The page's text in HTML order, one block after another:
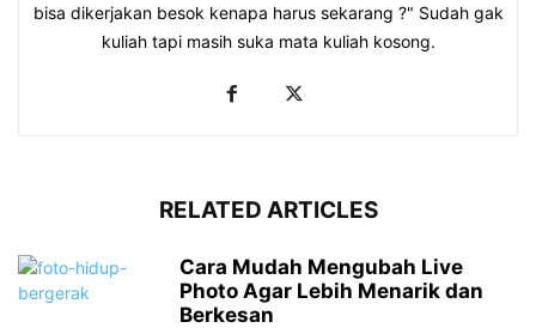
bisa dikerjakan besok kenapa harus sekarang ?" Sudah gak
kuliah tapi masih suka mata kuliah kosong.
RELATED ARTICLES
Cara Mudah Mengubah Live
Photo Agar Lebih Menarik dan
Berkesan